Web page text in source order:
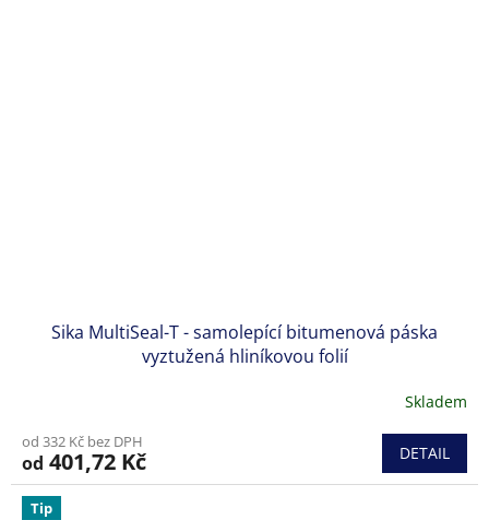
Sika MultiSeal-T - samolepící bitumenová páska
vyztužená hliníkovou folií
produktu
je
5,0
Skladem
od 332 Kč bez DPH
od 401,72 Kč DETAIL
Tip